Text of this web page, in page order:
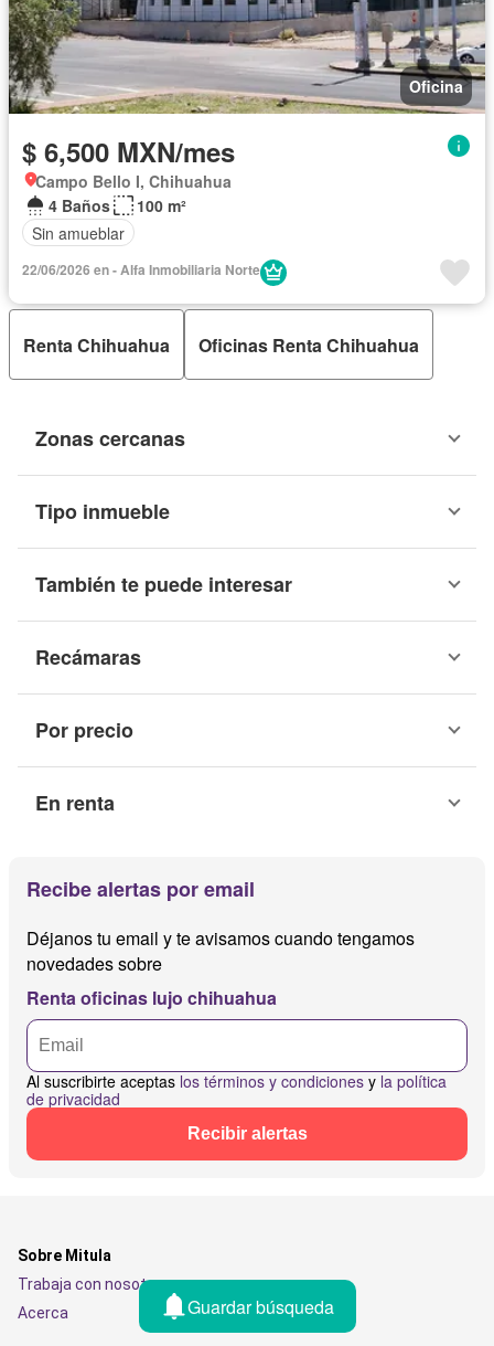
Oficina
$ 6,500 MXN/mes
Campo Bello I, Chihuahua
4 Baños
100 m²
Sin amueblar
22/06/2026 en - Alfa Inmobiliaria Norte
Renta Chihuahua Oficinas Renta Chihuahua
Zonas cercanas
Tipo inmueble
También te puede interesar
Recámaras
Por precio
En renta
Recibe alertas por email
Déjanos tu email y te avisamos cuando tengamos
novedades sobre
Renta oficinas lujo chihuahua
Al suscribirte aceptas los términos y condiciones y la política
de privacidad
Recibir alertas
Guardar búsqueda
Sobre Mitula
Trabaja con nosotros
Acerca